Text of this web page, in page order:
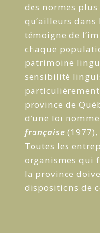
des normes plus
qu’ailleurs dans
témoigne de
chaque
patrimoine
sensibilité
province de
d’une loi
française
Toutes les
organismes qui
la province
dispositions de